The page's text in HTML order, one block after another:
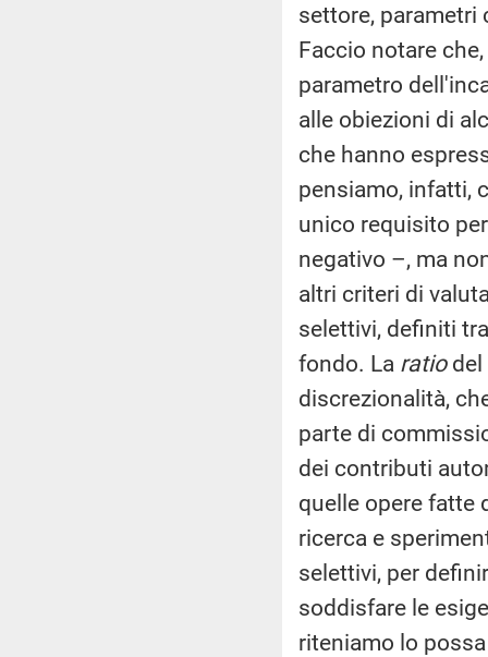
settore, parametri
Faccio notare
parametro
alle obiezioni di
che hanno
pensiamo, infatti,
unico requisito
negativo –, ma
altri criteri di
selettivi, definiti
fondo. La ratiodel
discrezionalità,
parte di
dei contributi
quelle opere fatte
ricerca e
selettivi, per
soddisfare le
riteniamo lo